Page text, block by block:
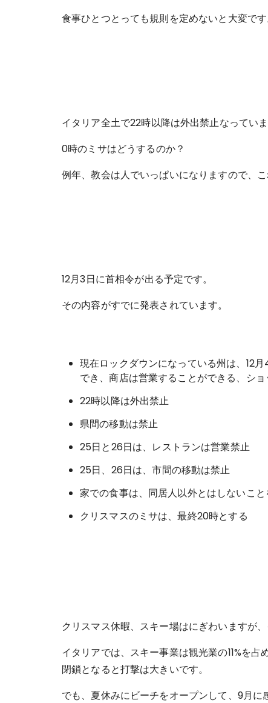
食事ひとつとっても規則を定めないと大変です
イタリア全土で22時以降は外出禁止なってい
0時のミサはどうするのか？
例年、教会は人でいっぱいになりますので、こ
12月3日に首相令が出る予定です。
その内容がすでに発表されています。
現在ロックダウンになっている州は、12
でき、商店は営業することができる、シ
22時以降は外出禁止
県間の移動は禁止
25日と26日は、レストランは営業禁止
25日、26日は、市間の移動は禁止
家での食事は、同居人以外とはしないこと
クリスマスのミサは、最終20時とする
クリスマス休暇、スキー場はにぎわいますが
イタリアでは、スキー事業は観光業の11%を占
閉鎖となると打撃は大きいです。
でも、夏休みにビーチをオープンして、9月